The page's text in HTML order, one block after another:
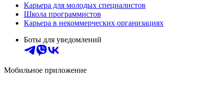
Карьера для молодых специалистов
Школа программистов
Карьера в некоммерческих организациях
Боты для уведомлений
Мобильное приложение